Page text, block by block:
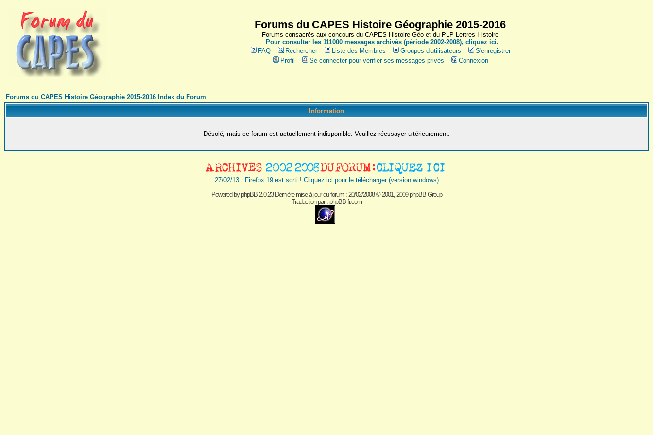
Forums du CAPES Histoire Géographie 2015-2016
Forums consacrés aux concours du CAPES Histoire Géo et du PLP Lettres Histoire
Pour consulter les 111000 messages archivés (période 2002-2008), cliquez ici.
FAQ
Rechercher Liste des Membres Groupes d'utilisateurs
S'enregistrer
Profil
Se connecter pour vérifier ses messages privés Connexion
Forums du CAPES Histoire Géographie 2015-2016 Index du Forum
Information
Désolé, mais ce forum est actuellement indisponible. Veuillez réessayer ultérieurement.
27/02/13 : Firefox 19 est sorti ! Cliquez ici pour le télécharger (version windows)
Powered byphpBB 2.0.23 Dernière mise à jour du forum : 20/02/2008© 2001, 2009 phpBB Group
Traduction par : phpBB-fr.com